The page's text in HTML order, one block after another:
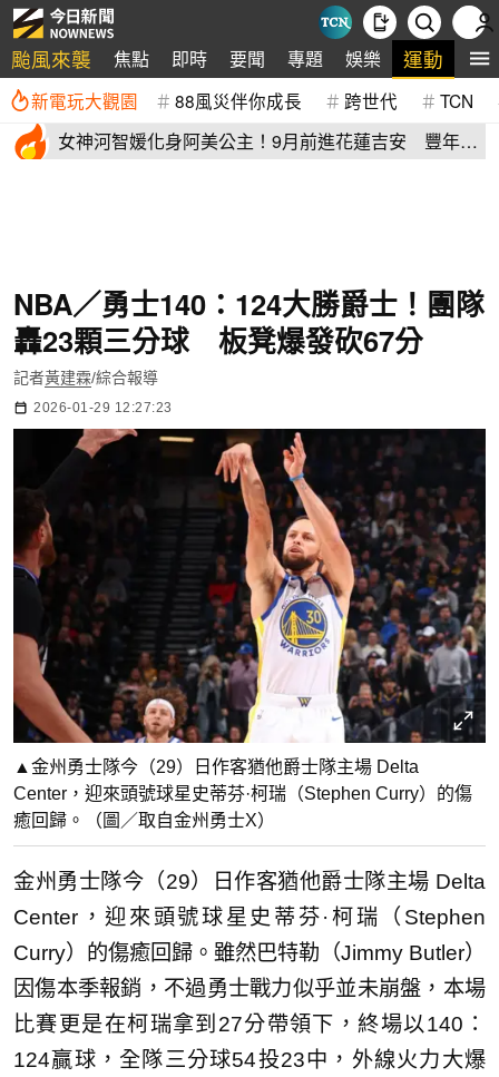
颱風來襲 焦點 即時 要聞 專題 娛樂 運動 全
新電玩大觀園 88風災伴你成長 跨世代 TCN
女神河智媛化身阿美公主！9月前進花蓮吉安 豐年節
NBA／勇士140：124大勝爵士！團隊
轟23顆三分球 板凳爆發砍67分
記者黃建霖/綜合報導
2026-01-29 12:27:23
▲金州勇士隊今（29）日作客猶他爵士隊主場 Delta
Center，迎來頭號球星史蒂芬·柯瑞（Stephen Curry）的傷
癒回歸。（圖／取自金州勇士X）
金州勇士隊今（29）日作客猶他爵士隊主場 Delta
Center，迎來頭號球星史蒂芬·柯瑞（Stephen
Curry）的傷癒回歸。雖然巴特勒（Jimmy Butler）
因傷本季報銷，不過勇士戰力似乎並未崩盤，本場
比賽更是在柯瑞拿到27分帶領下，終場以140：
124贏球，全隊三分球54投23中，外線火力大爆